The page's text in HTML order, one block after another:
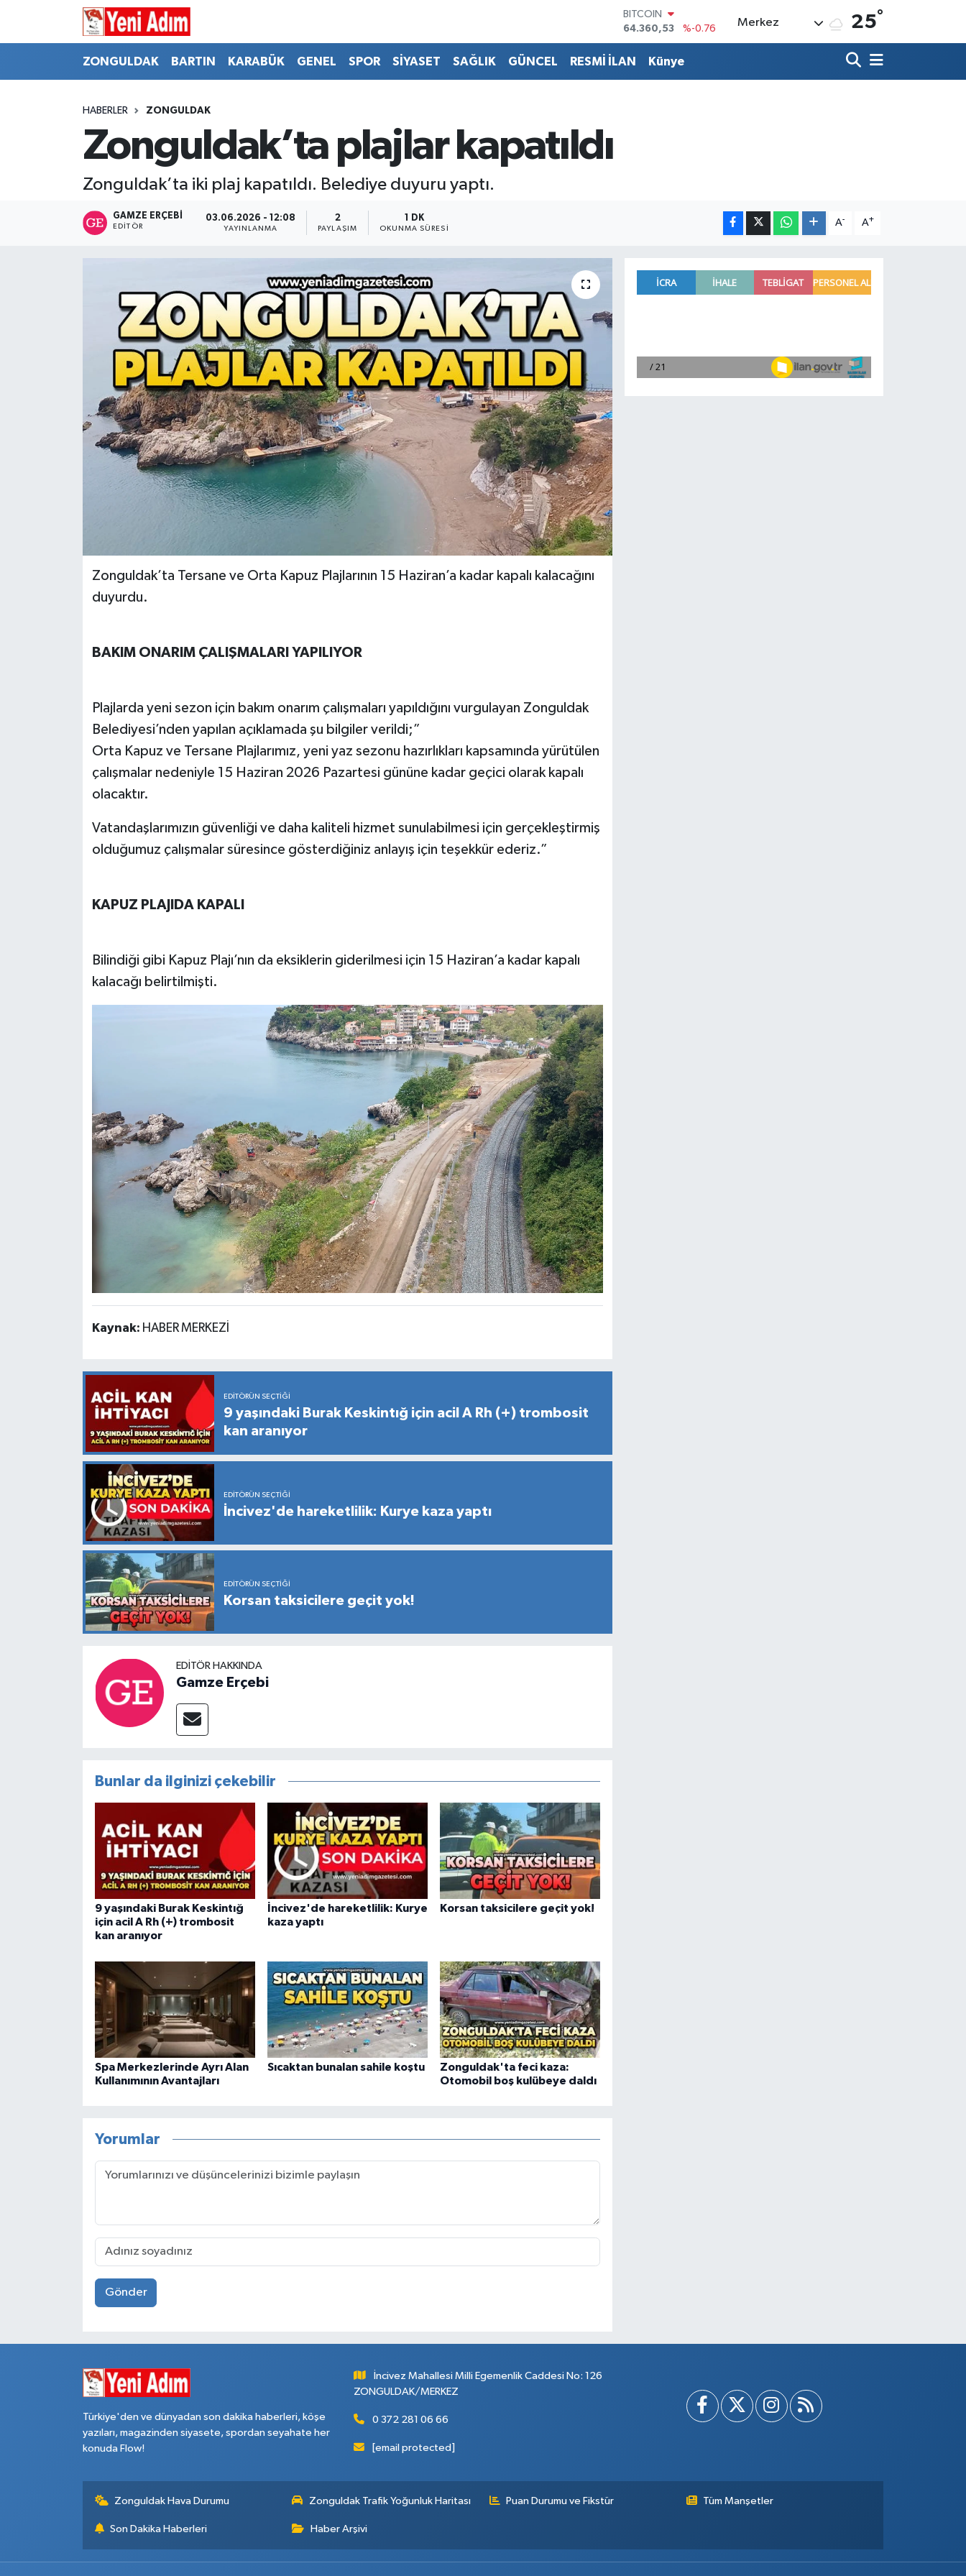
DOLAR
47,7069
%0.17
EURO
55,0265
%0.01
Merkez 25°
ZONGULDAK BARTIN KARABÜK GENEL SPOR SİYASET SAĞLIK GÜNCEL RESMİ İLAN Künye
HABERLER ZONGULDAK
Zonguldak’ta plajlar kapatıldı
Zonguldak’ta iki plaj kapatıldı. Belediye duyuru yaptı.
GAMZE ERÇEBI
EDITÖR
03.06.2026 - 12:08
YAYINLANMA
2
PAYLAŞIM
1 DK
OKUNMA SÜRESI
A- A+
Zonguldak’ta Tersane ve Orta Kapuz Plajlarının 15 Haziran’a kadar kapalı kalacağını
duyurdu.
BAKIM ONARIM ÇALIŞMALARI YAPILIYOR
Plajlarda yeni sezon için bakım onarım çalışmaları yapıldığını vurgulayan Zonguldak
Belediyesi’nden yapılan açıklamada şu bilgiler verildi;”
Orta Kapuz ve Tersane Plajlarımız, yeni yaz sezonu hazırlıkları kapsamında yürütülen
çalışmalar nedeniyle 15 Haziran 2026 Pazartesi gününe kadar geçici olarak kapalı
olacaktır.
Vatandaşlarımızın güvenliği ve daha kaliteli hizmet sunulabilmesi için gerçekleştirmiş
olduğumuz çalışmalar süresince gösterdiğiniz anlayış için teşekkür ederiz.”
KAPUZ PLAJIDA KAPALI
Bilindiği gibi Kapuz Plajı’nın da eksiklerin giderilmesi için 15 Haziran’a kadar kapalı
kalacağı belirtilmişti.
Kaynak: HABER MERKEZİ
EDITÖRÜN SEÇTIĞI
9 yaşındaki Burak Keskintığ için acil A Rh (+) trombosit
kan aranıyor
EDITÖRÜN SEÇTIĞI
İncivez'de hareketlilik: Kurye kaza yaptı
EDITÖRÜN SEÇTIĞI
Korsan taksicilere geçit yok!
EDITÖR HAKKINDA
Gamze Erçebi
Bunlar da ilginizi çekebilir
9 yaşındaki Burak Keskintığ
için acil A Rh (+) trombosit
kan aranıyor
İncivez'de hareketlilik: Kurye
kaza yaptı
Korsan taksicilere geçit yok!
Spa Merkezlerinde Ayrı Alan
Kullanımının Avantajları
Sıcaktan bunalan sahile koştu
Zonguldak'ta feci kaza:
Otomobil boş kulübeye daldı
Yorumlar
Gönder
Türkiye'den ve dünyadan son dakika haberleri, köşe
yazıları, magazinden siyasete, spordan seyahate her
konuda Flow!
İncivez Mahallesi Milli Egemenlik Caddesi No: 126
ZONGULDAK/MERKEZ
0 372 281 06 66
[email protected]
Zonguldak Hava Durumu Zonguldak Trafik Yoğunluk Haritası Puan Durumu ve Fikstür Tüm Manşetler
Son Dakika Haberleri Haber Arşivi
ZONGULDAK
RESMİ İLAN
ZONGULDAK
KARABÜK
SİYASET
Zonguldak Hava Durumu
Süper Lig Puan Durumu ve Fikstür
Haber Arşivi